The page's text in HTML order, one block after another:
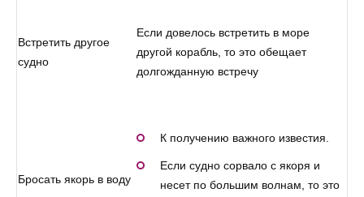
Встретить другое
судно
Если довелось встретить в море
другой корабль, то это обещает
долгожданную встречу
Бросать якорь в воду
К получению важного известия.
Если судно сорвало с якоря и
несет по большим волнам, то это